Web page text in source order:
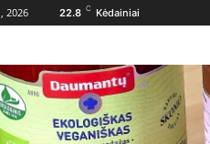
2026 22.8 C Kėdainiai